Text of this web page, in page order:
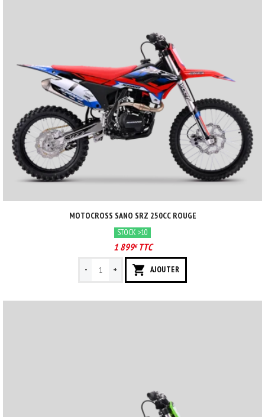
MOTOCROSS SANO SRZ 250CC ROUGE
STOCK >10
1 899€TTC
- + AJOUTER